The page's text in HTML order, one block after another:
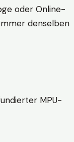
oder Online-
denselben
MPU-